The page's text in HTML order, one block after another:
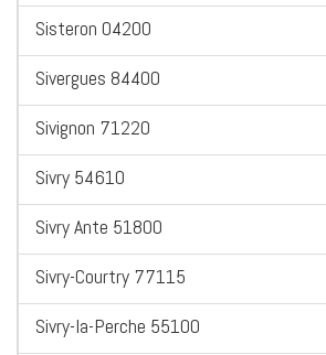
Sisteron 04200
Sivergues 84400
Sivignon 71220
Sivry 54610
Sivry Ante 51800
Sivry-Courtry 77115
Sivry-la-Perche 55100